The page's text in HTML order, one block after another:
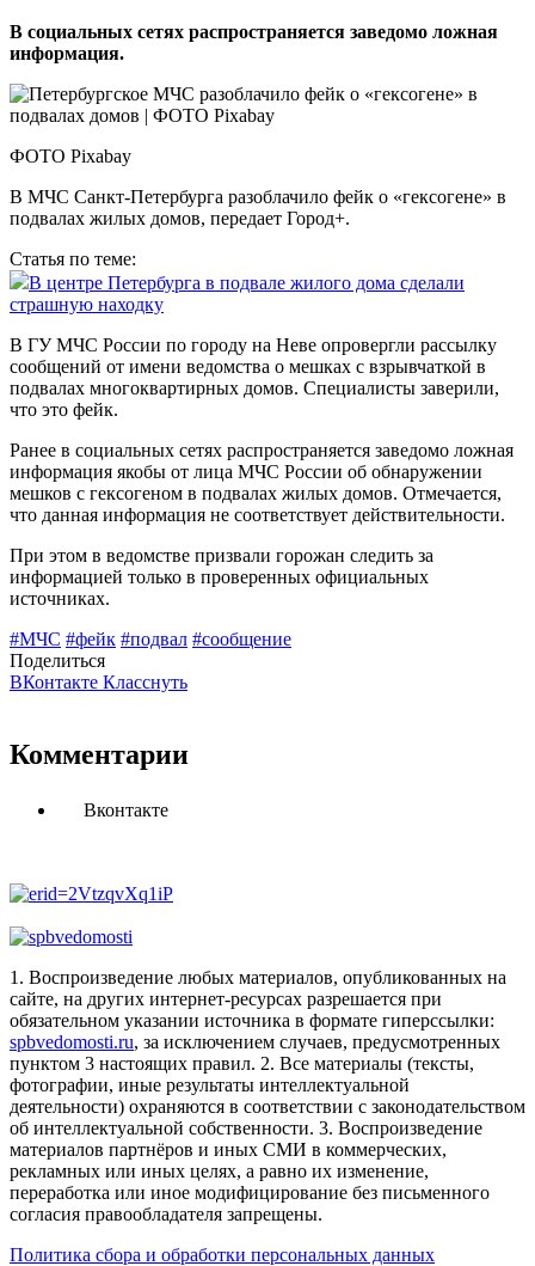
В социальных сетях распространяется заведомо ложная
информация.
ФОТО Pixabay
В МЧС Санкт-Петербурга разоблачило фейк о «гексогене» в
подвалах жилых домов, передает Город+.
Статья по теме:
В центре Петербурга в подвале жилого дома сделали
страшную находку
В ГУ МЧС России по городу на Неве опровергли рассылку
сообщений от имени ведомства о мешках с взрывчаткой в
подвалах многоквартирных домов. Специалисты заверили,
что это фейк.
Ранее в социальных сетях распространяется заведомо ложная
информация якобы от лица МЧС России об обнаружении
мешков с гексогеном в подвалах жилых домов. Отмечается,
что данная информация не соответствует действительности.
При этом в ведомстве призвали горожан следить за
информацией только в проверенных официальных
источниках.
#МЧС #фейк #подвал #сообщение
Поделиться
ВКонтакте Класснуть
Комментарии
Вконтакте
1. Воспроизведение любых материалов, опубликованных на
сайте, на других интернет-ресурсах разрешается при
обязательном указании источника в формате гиперссылки:
spbvedomosti.ru, за исключением случаев, предусмотренных
пунктом 3 настоящих правил. 2. Все материалы (тексты,
фотографии, иные результаты интеллектуальной
деятельности) охраняются в соответствии с законодательством
об интеллектуальной собственности. 3. Воспроизведение
материалов партнёров и иных СМИ в коммерческих,
рекламных или иных целях, а равно их изменение,
переработка или иное модифицирование без письменного
согласия правообладателя запрещены.
Политика сбора и обработки персональных данных